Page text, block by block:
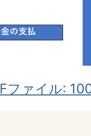
ファイル: